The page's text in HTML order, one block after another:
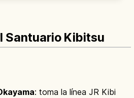
Santuario Kibitsu
: toma la línea JR Kibi